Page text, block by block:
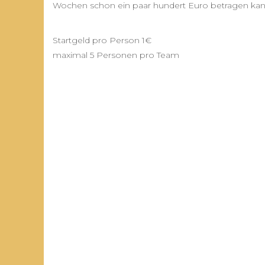
Wochen schon ein paar hundert Euro betragen
Startgeld pro Person 1€
maximal 5 Personen pro Team